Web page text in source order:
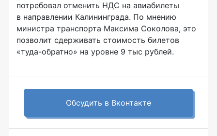
потребовал отменить НДС на авиабилеты
в направлении Калининграда. По мнению
министра транспорта Максима Соколова, это
позволит сдерживать стоимость билетов
«туда-обратно» на уровне 9 тыс рублей.
Обсудить в Вконтакте